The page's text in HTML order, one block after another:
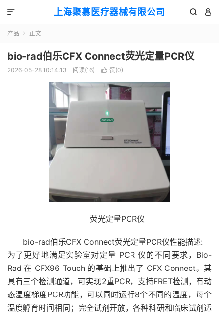
上海聚慕医疗器械有限公司  

产品  正文
bio-rad伯乐CFX Connect荧光定量PCR仪
2026-05-28 10:14:13 阅读(16)  赞(0)
荧光定量PCR仪
bio-rad伯乐CFX Connect荧光定量PCR仪性能描述:
为了更好地满足实验室对定量 PCR 仪的不同要求，Bio-
Rad 在 CFX96 Touch 的基础上推出了 CFX Connect。其
具有三个检测通道，可实现2重PCR，支持FRET检测，有动
态温度梯度PCR功能，可以同时运行8个不同的温度，每个
温度孵育时间相同；完全试剂开放，各种科研和临床试剂适